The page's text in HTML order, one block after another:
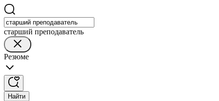
старший преподаватель
Резюме
Найти